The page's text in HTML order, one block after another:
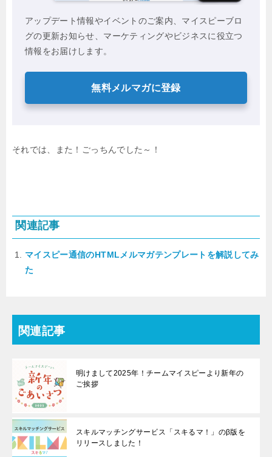
アップデート情報やイベントのご案内、マイスピーブロ
グの更新お知らせ、マーケティングやビジネスに役立つ
情報をお届けします。
無料メルマガに登録
それでは、また！ごっちんでした～！
関連記事
マイスピー通信のHTMLメルマガテンプレートを解説してみ
た
関連記事
明けまして2025年！チームマイスピーより新年の
ご挨拶
スキルマッチングサービス「スキるマ！」のβ版を
リリースしました！